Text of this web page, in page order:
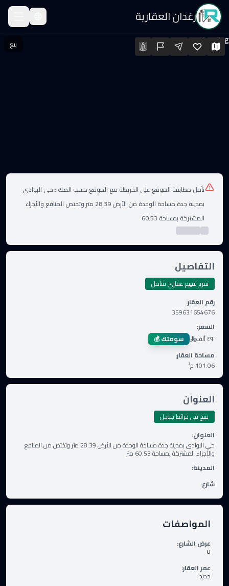
رغدان العقارية
شقة للبيع
Loading... بيع
نأمل مطابقة الموقع على الخريطة مع الموقع حسب الصك : حي البوادى
بمدينة جدة مساحة الوحدة من الأرض 28.39 متر وتختص المنافع والأجزاء
المشتركة بمساحة 60.53
التفاصيل
تقرير تقييم عقاري شامل
رقم العقار:
359631654676
السعر:
٤٩٠ ألف
سومتك 💰
مساحة العقار:
101.06 م²
العنوان
فتح في خرائط جوجل
العنوان:
حي البوادى بمدينة جدة مساحة الوحدة من الأرض 28.39 متر وتختص من المنافع
والأجزاء المشتركة بمساحة 60.53 متر
المدينة:
شارع:
المواصفات
عرض الشارع:
0
عمر العقار:
جديد